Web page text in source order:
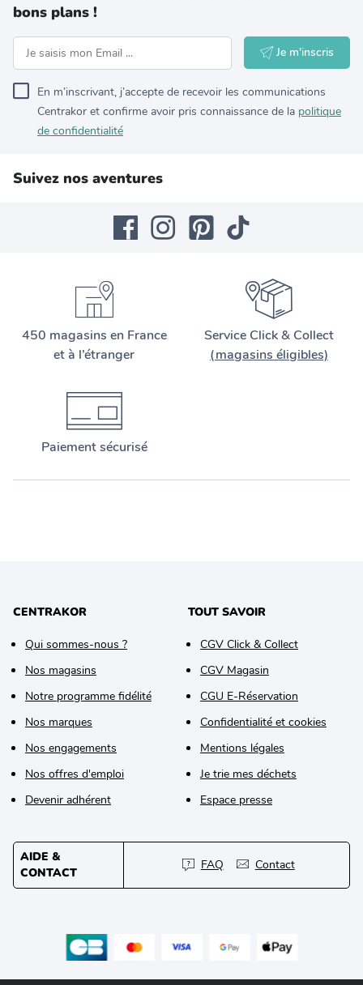
bons plans !
Je m'inscris
En m’inscrivant, j’accepte de recevoir les communications
Centrakor et confirme avoir pris connaissance de la politique
de confidentialité
Suivez nos aventures
450 magasins en France
et à l’étranger
Service Click & Collect
(magasins éligibles)
Paiement sécurisé
CENTRAKOR
Qui sommes-nous ?
Nos magasins
Notre programme fidélité
Nos marques
Nos engagements
Nos offres d'emploi
Devenir adhérent
TOUT SAVOIR
CGV Click & Collect
CGV Magasin
CGU E-Réservation
Confidentialité et cookies
Mentions légales
Je trie mes déchets
Espace presse
AIDE &
CONTACT
FAQ Contact